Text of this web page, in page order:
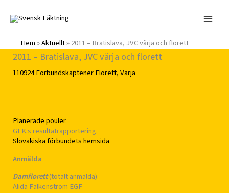
innehåll
Hem»Aktuellt»2011 – Bratislava, JVC värja och florett
2011 – Bratislava, JVC värja och florett
110924FörbundskaptenerFlorett,Värja
Planerade pouler.
GFK:s resultatrapportering.
Slovakiska förbundets hemsida.
Anmälda
Damflorett(totalt anmälda)
Alida Falkenström EGF